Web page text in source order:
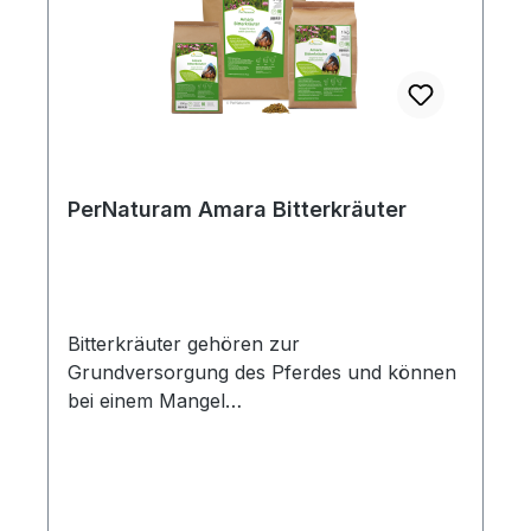
PerNaturam Amara Bitterkräuter
Bitterkräuter gehören zur
Grundversorgung des Pferdes und können
bei einem Mangel